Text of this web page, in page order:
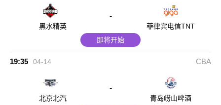
黑水精英
-
菲律宾电信TNT
即将开始
19:35 04-14 CBA
北京北汽
-
青岛崂山啤酒